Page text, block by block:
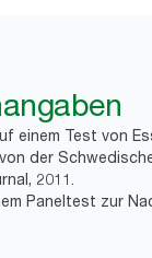
einem Test von
der
2011.
Paneltest zur